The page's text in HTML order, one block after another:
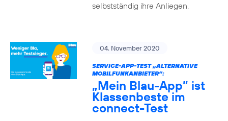
selbstständig ihre Anliegen.
04. November 2020
SERVICE-APP-TEST „ALTERNATIVE
MOBILFUNKANBIETER“:
„Mein Blau-App” ist
Klassenbeste im
connect-Test